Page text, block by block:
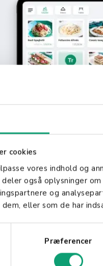
cookies
vores indhold og
også oplysninger
og
eller som de har
Præferencer